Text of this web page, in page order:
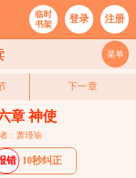
临时
书架
登录 注册
菜单
下一章
章 神使
：萧瑾瑜
错 10秒纠正